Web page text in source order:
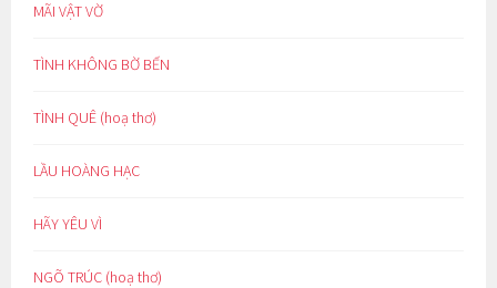
MÃI VẬT VỜ
TÌNH KHÔNG BỜ BẾN
TÌNH QUÊ (hoạ thơ)
LẦU HOÀNG HẠC
HÃY YÊU VÌ
NGÕ TRÚC (hoạ thơ)